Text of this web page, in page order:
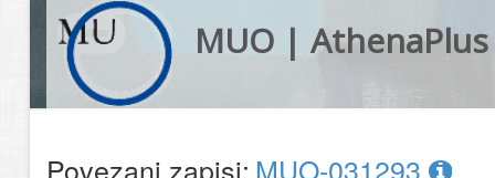
MUO | AthenaPlus
Povezani zapisi: MUO-031293